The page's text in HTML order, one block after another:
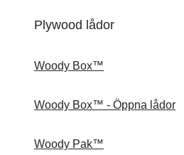
Plywood lådor
Woody Box™
Woody Box™ - Öppna lådor
Woody Pak™